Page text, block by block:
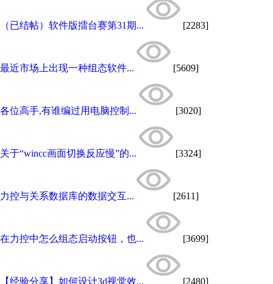
（已结帖）软件版擂台赛第31期... [2283]
最近市场上出现一种组态软件... [5609]
各位高手,有谁编过用电脑控制... [3020]
关于“wincc画面切换反应慢”的... [3324]
力控与关系数据库的数据交互... [2611]
在力控中怎么组态启动按钮，也... [3699]
【经验分享】如何设计3d视觉效... [2480]